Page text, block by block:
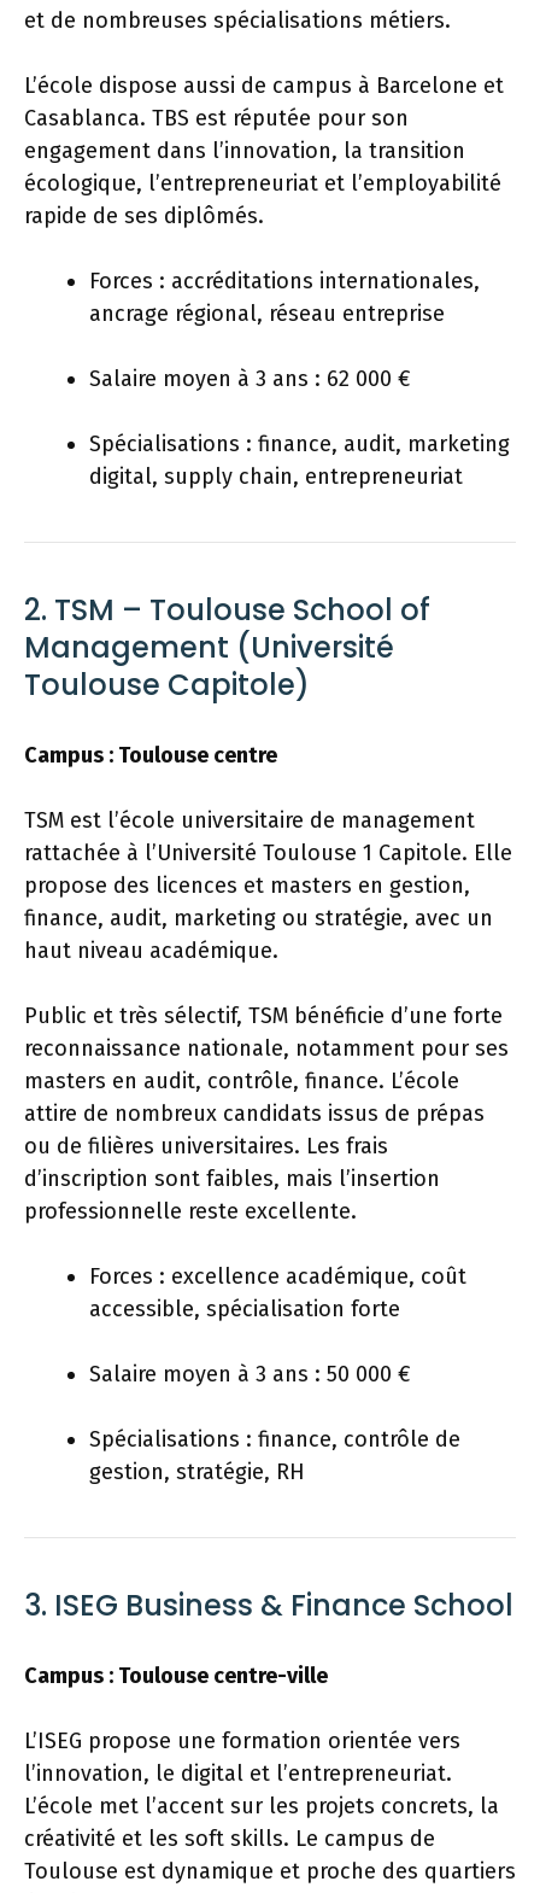
et de nombreuses spécialisations métiers.
L’école dispose aussi de campus à Barcelone et
Casablanca. TBS est réputée pour son
engagement dans l’innovation, la transition
écologique, l’entrepreneuriat et l’employabilité
rapide de ses diplômés.
Forces : accréditations internationales,
ancrage régional, réseau entreprise
Salaire moyen à 3 ans : 62 000 €
Spécialisations : finance, audit, marketing
digital, supply chain, entrepreneuriat
2. TSM – Toulouse School of
Management (Université
Toulouse Capitole)
Campus : Toulouse centre
TSM est l’école universitaire de management
rattachée à l’Université Toulouse 1 Capitole. Elle
propose des licences et masters en gestion,
finance, audit, marketing ou stratégie, avec un
haut niveau académique.
Public et très sélectif, TSM bénéficie d’une forte
reconnaissance nationale, notamment pour ses
masters en audit, contrôle, finance. L’école
attire de nombreux candidats issus de prépas
ou de filières universitaires. Les frais
d’inscription sont faibles, mais l’insertion
professionnelle reste excellente.
Forces : excellence académique, coût
accessible, spécialisation forte
Salaire moyen à 3 ans : 50 000 €
Spécialisations : finance, contrôle de
gestion, stratégie, RH
3. ISEG Business & Finance School
Campus : Toulouse centre-ville
L’ISEG propose une formation orientée vers
l’innovation, le digital et l’entrepreneuriat.
L’école met l’accent sur les projets concrets, la
créativité et les soft skills. Le campus de
Toulouse est dynamique et proche des quartiers